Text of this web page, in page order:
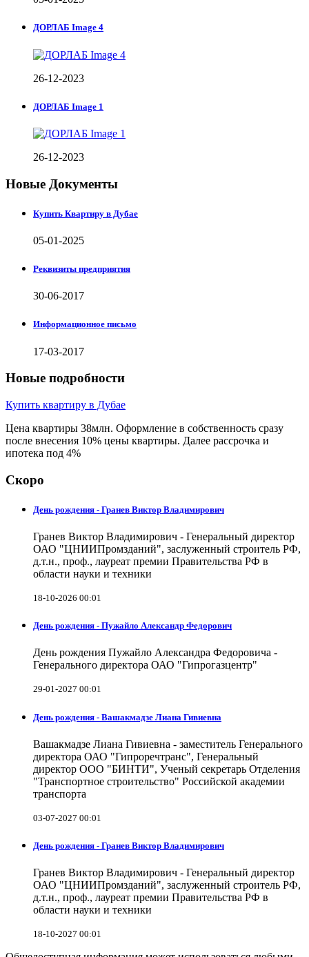
ДОРЛАБ Image 4
26-12-2023
ДОРЛАБ Image 1
26-12-2023
Новые Документы
Купить Квартиру в Дубае
05-01-2025
Реквизиты предприятия
30-06-2017
Информационное письмо
17-03-2017
Новые подробности
Купить квартиру в Дубае
Цена квартиры 38млн. Оформление в собственность сразу
после внесения 10% цены квартиры. Далее рассрочка и
ипотека под 4%
Скоро
День рождения - Гранев Виктор Владимирович
Гранев Виктор Владимирович - Генеральный директор
ОАО "ЦНИИПромзданий", заслуженный строитель РФ,
д.т.н., проф., лауреат премии Правительства РФ в
области науки и техники
18-10-2026 00:01
День рождения - Пужайло Александр Федорович
День рождения Пужайло Александра Федоровича -
Генерального директора ОАО "Гипрогазцентр"
29-01-2027 00:01
День рождения - Вашакмадзе Лиана Гивиевна
Вашакмадзе Лиана Гивиевна - заместитель Генерального
директора ОАО "Гипроречтранс", Генеральный
директор ООО "БИНТИ", Ученый секретарь Отделения
"Транспортное строительство" Российской академии
транспорта
03-07-2027 00:01
День рождения - Гранев Виктор Владимирович
Гранев Виктор Владимирович - Генеральный директор
ОАО "ЦНИИПромзданий", заслуженный строитель РФ,
д.т.н., проф., лауреат премии Правительства РФ в
области науки и техники
18-10-2027 00:01